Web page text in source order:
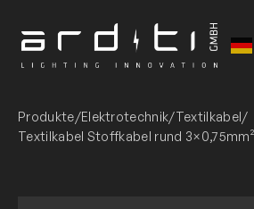
Inhalt
springen
Produkte/Elektrotechnik/Textilkabel/
Textilkabel Stoffkabel rund